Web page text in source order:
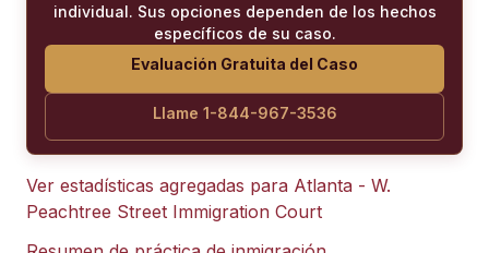
individual. Sus opciones dependen de los hechos
específicos de su caso.
Evaluación Gratuita del Caso
Llame 1-844-967-3536
Ver estadísticas agregadas para Atlanta - W.
Peachtree Street Immigration Court